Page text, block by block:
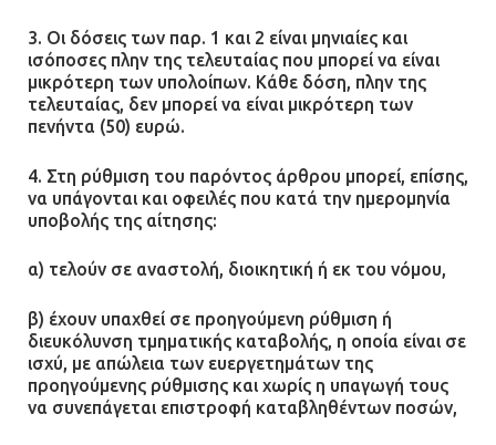
3. Οι δόσεις των παρ. 1 και 2 είναι μηνιαίες και
ισόποσες πλην της τελευταίας που μπορεί να είναι
μικρότερη των υπολοίπων. Κάθε δόση, πλην της
τελευταίας, δεν μπορεί να είναι μικρότερη των
πενήντα (50) ευρώ.
4. Στη ρύθμιση του παρόντος άρθρου μπορεί, επίσης,
να υπάγονται και οφειλές που κατά την ημερομηνία
υποβολής της αίτησης:
α) τελούν σε αναστολή, διοικητική ή εκ του νόμου,
β) έχουν υπαχθεί σε προηγούμενη ρύθμιση ή
διευκόλυνση τμηματικής καταβολής, η οποία είναι σε
ισχύ, με απώλεια των ευεργετημάτων της
προηγούμενης ρύθμισης και χωρίς η υπαγωγή τους
να συνεπάγεται επιστροφή καταβληθέντων ποσών,